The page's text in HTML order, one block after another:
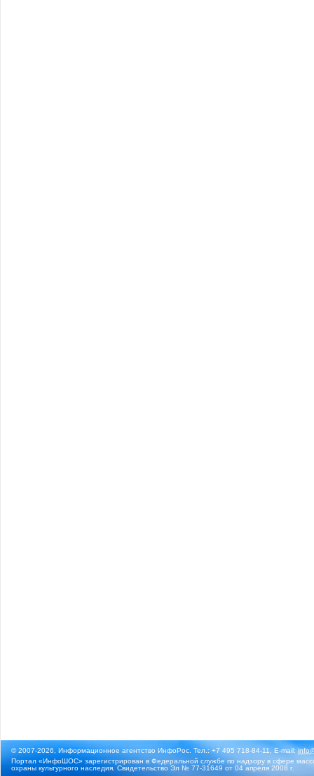
© 2007-2026, Информационное агентство ИнфоРос. Тел.: +7 495 718-84-11, E-mail:
Портал «ИнфоШОС» зарегистрирован в Федеральной службе по надзору в сфере
охраны культурного наследия. Свидетельство Эл № 77-31649 от 04 апреля 2008 г.